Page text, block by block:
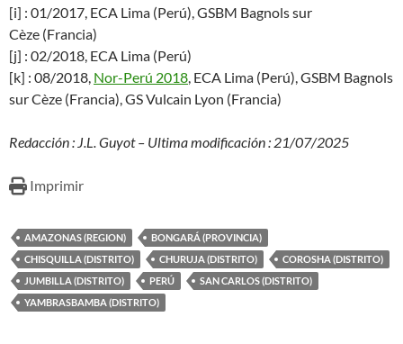
[i] : 01/2017, ECA Lima (Perú), GSBM Bagnols sur
Cèze (Francia)
[j] : 02/2018, ECA Lima (Perú)
[k] : 08/2018, Nor-Perú 2018, ECA Lima (Perú), GSBM Bagnols
sur Cèze (Francia), GS Vulcain Lyon (Francia)
Redacción : J.L. Guyot – Ultima modificación : 21/07/2025
Imprimir
AMAZONAS (REGION)
BONGARÁ (PROVINCIA)
CHISQUILLA (DISTRITO)
CHURUJA (DISTRITO)
COROSHA (DISTRITO)
JUMBILLA (DISTRITO)
PERÚ
SAN CARLOS (DISTRITO)
YAMBRASBAMBA (DISTRITO)